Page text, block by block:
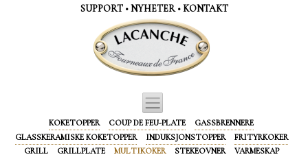
SUPPORT•NYHETER•KONTAKT
KOKETOPPER COUP DE FEU-PLATE
GASSBRENNERE
GLASSKERAMISKE KOKETOPPER
INDUKSJONSTOPPER
FRITYRKOKER
GRILL
GRILLPLATE MULTIKOKER STEKEOVNER
VARMESKAP
Panel for informasjonskapsler